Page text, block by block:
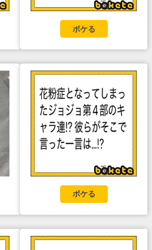
ボケる
ボケる